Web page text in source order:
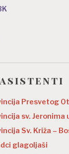
Presvetog
sv. Jeronima
Sv. Križa –
glagoljaši